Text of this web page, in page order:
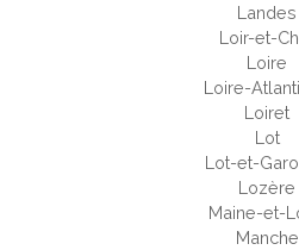
Landes
Loir-et-
Loire
Loire-
Loiret
Lot
Lot-et-
Lozère
Maine-et-
Manche